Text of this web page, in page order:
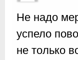
Не надо
успело
не только